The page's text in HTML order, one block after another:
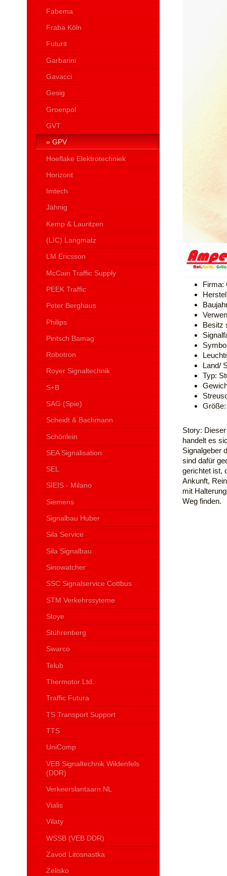
Firma:
Besitz
Land/
Typ:
Story:
handelt es
Signalgeber
sind dafür
gerichtet ist,
Ankunft,
mit
Weg finden.
Fabema
Fraba Köln
Futurit
Garbarini
Gavacci
Gesig
Groenpol
GVT
GPV
Hoeflake Elektrotechniek
Horizont
Imtech
Jähnig
Kemp & Lauritzen
(LIC) Langmatz
LM Ericsson
McCain Traffic Supply
PEEK Traffic
Peter Berghaus
Philips
Pintsch Bamag
Robotron
Royer Signaltechnik
S+B
SAG (Spie)
Scheidt & Bachmann
Schönlein
SEA Signalisation
SEL
SIEIS - Milano
Siemens
Signalbau Huber
Sila Service
Sila Signalbau
Sinowatcher
SSC Signalservice Cottbus
STM Verkehrssyteme
Stoye
Stührenberg
Swarco
Telub
Thermotor Ltd.
Traffic Futura
TS Transport Support
TTS
UniComp
VEB Signaltechnik Wildenfels
(DDR)
Verkeerslantaarn.NL
Vialis
Vilaty
WSSB (VEB DDR)
Zavod Litosnastka
Zelisko